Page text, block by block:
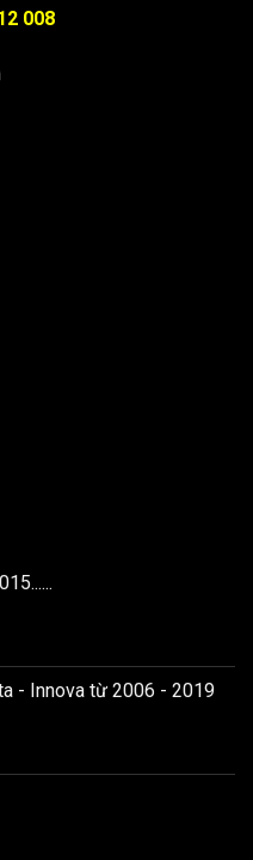
008
- Innova từ 2006 - 2019